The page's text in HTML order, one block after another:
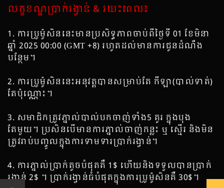
លក្ខខណ្ឌប្រាក់រង្វាន់ & រយះពេល៖
1. ការប្រូម៉ូសិននេះមានប្រសិទ្ធភាពចាប់ពីថ្ងៃទី 01 ខែមិនា
ឆ្នាំ 2025 00:00 (GMT +8) រហូតដល់មានការជូនដំណឹង
បន្ថែម។
2. ការប្រូម៉ូសិននេះអនុវត្តបានសម្រាប់តែ កីឡា​(បាល់ទាត់)
តែប៉ុណ្ណោះ។
3. សមាជិកត្រូវភ្នាល់បាល់បកចាញ់ទាំង5 គូរ ក្នុងបុង
តែមួយ។ ប្រសិនបើមានការភ្នាល់ចាញ់កន្លះ ឬ ស្មើរ និងមិន
ត្រូវរាប់បញ្ចូលក្នុងការទាមទារប្រាក់រង្វាន់។
4. ការភ្នាល់ប្រាក់តូចបំផុតគឺ 1$ ហើយនិងទទួលបានប្រាក់
រង្វាន់ 2$ ។ ប្រាក់រង្វាន់ធំបំផុតក្នុងការប្រូម៉ូសិនគឺ 30$។